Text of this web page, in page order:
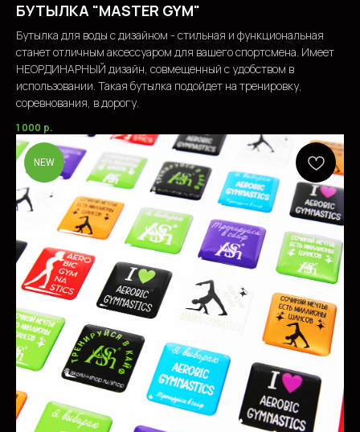
БУТЫЛКА "MASTER GYM"
Бутылка для воды с дизайном - стильная и функциональная
станет отличным аксессуаром для вашего спортсмена. Имеет
НЕОРДИНАРНЫЙ дизайн, совмещенный с удобством в
использовании. Такая бутылка подойдет на тренировку,
соревнования, в дорогу.
1 000 р.
NEW